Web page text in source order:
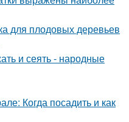
для плодовых деревьев
и сеять - народные
Когда посадить и как